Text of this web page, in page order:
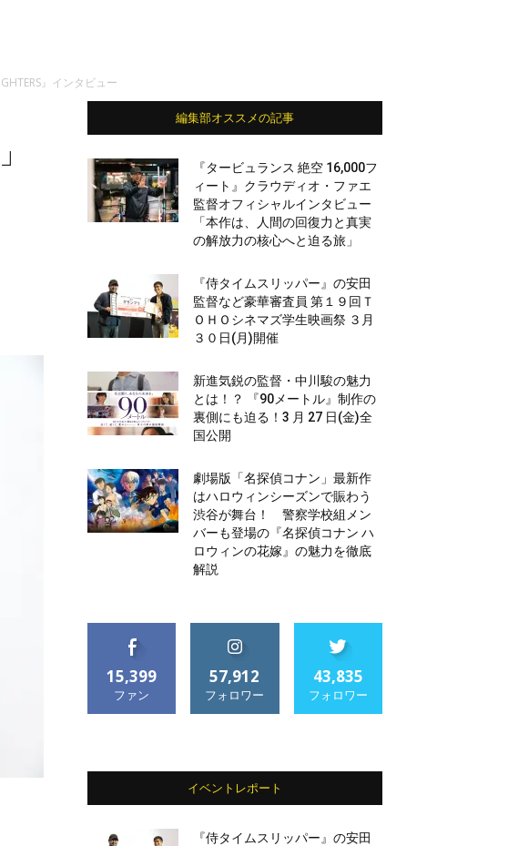
』インタビュー
編集部オススメの記事
『タービュランス 絶空 16,000フ
ィート』クラウディオ・ファエ
監督オフィシャルインタビュー
「本作は、人間の回復力と真実
の解放力の核心へと迫る旅」
『侍タイムスリッパー』の安田
監督など豪華審査員 第１９回Ｔ
ＯＨＯシネマズ学生映画祭 ３月
３０日(月)開催
新進気鋭の監督・中川駿の魅力
とは！？ 『90メートル』制作の
裏側にも迫る！3 月 27 日(金)全
国公開
劇場版「名探偵コナン」最新作
はハロウィンシーズンで賑わう
渋谷が舞台！ 警察学校組メン
バーも登場の『名探偵コナン ハ
ロウィンの花嫁』の魅力を徹底
解説
15,399
ファン
57,912
フォロワー
43,835
フォロワー
イベントレポート
『侍タイムスリッパー』の安田